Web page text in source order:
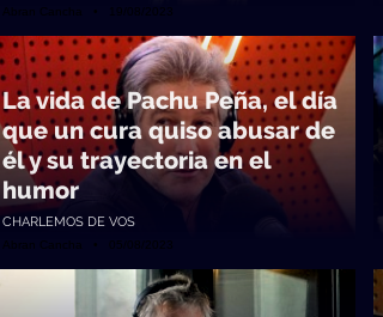
Abran Cancha • 19/08/2023
La vida de Pachu Peña, el día
que un cura quiso abusar de
él y su trayectoria en el
humor
CHARLEMOS DE VOS
Abran Cancha • 05/08/2023